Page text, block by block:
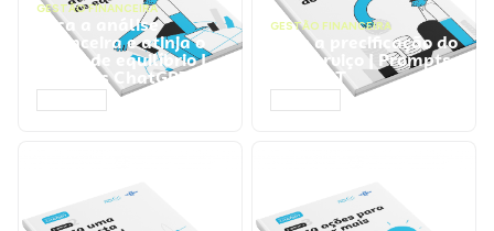
GESTÃO FINANCEIRA
Faça a análise
financeira e atinja o
ponto de equilíbrio |
Prompts ChatGPT
GESTÃO FINANCEIRA
Faça a precificação do
seu serviço | Prompts
ChatGPT